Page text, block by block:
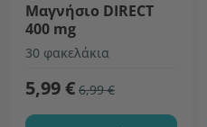
Μαγνήσιο DIRECT
400 mg
30 φακελάκια
5,99 € 6,99 €